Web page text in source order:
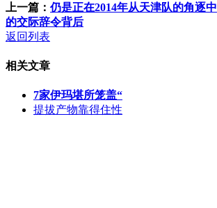
上一篇： 仍是正在2014年从天津队的角逐中
的交际辞令背后
返回列表
相关文章
7家伊玛堪所笼盖“
提拔产物靠得住性